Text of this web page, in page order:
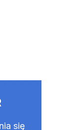
się